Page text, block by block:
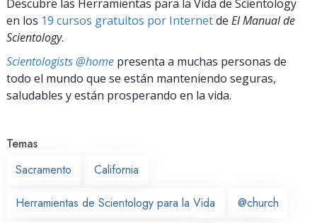
Descubre las Herramientas para la Vida de Scientology
en los 19 cursos gratuitos por Internetde El Manual de
Scientology.
Scientologists @home presenta a muchas personas de
todo el mundo que se están manteniendo seguras,
saludables y están prosperando en la vida.
Temas
Sacramento
California
Herramientas de Scientology para la Vida @church